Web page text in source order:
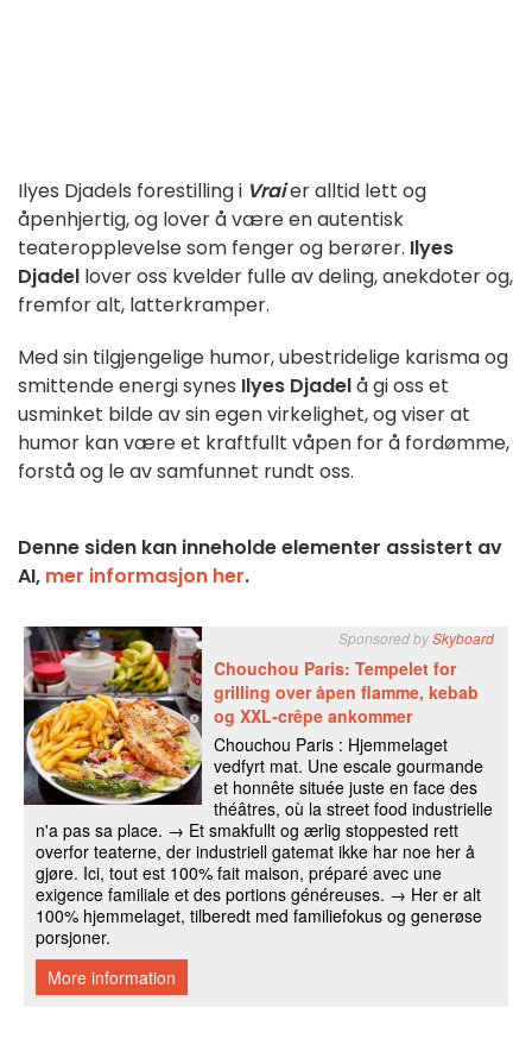
Ilyes Djadels forestilling i Vraier alltid lett og
åpenhjertig, og lover å være en autentisk
teateropplevelse som fenger og berører. Ilyes
Djadel lover oss kvelder fulle av deling, anekdoter og,
fremfor alt, latterkramper.
Med sin tilgjengelige humor, ubestridelige karisma og
smittende energi synes Ilyes Djadelå gi oss et
usminket bilde av sin egen virkelighet, og viser at
humor kan være et kraftfullt våpen for å fordømme,
forstå og le av samfunnet rundt oss.
Denne siden kan inneholde elementer assistert av
AI, mer informasjon her.